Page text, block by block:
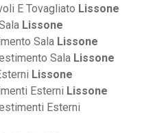
E Tovagliato Lissone
Lissone
Sala Lissone
Sala Lissone
Lissone
Esterni Lissone
Esterni